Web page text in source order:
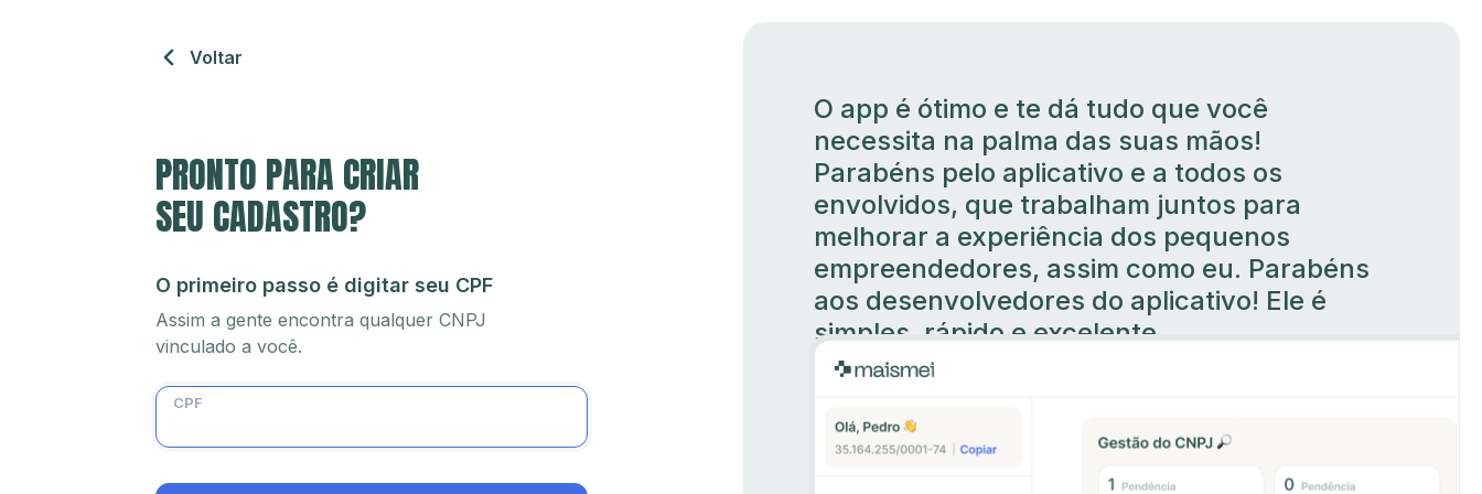
O app é ótimo e te dá tudo que você
necessita na palma das suas mãos!
Parabéns pelo aplicativo e a todos os
envolvidos, que trabalham juntos para
melhorar a experiência dos pequenos
empreendedores, assim como eu. Parabéns
aos desenvolvedores do aplicativo! Ele é
simples, rápido e excelente.
Marta Martins
Voltar
PRONTO PARA CRIAR
SEU CADASTRO?
O primeiro passo é digitar seu CPF
Assim a gente encontra qualquer CNPJ
vinculado a você.
CPF